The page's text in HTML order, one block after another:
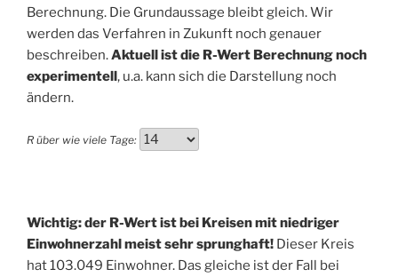
Berechnung. Die Grundaussage bleibt gleich. Wir
werden das Verfahren in Zukunft noch genauer
beschreiben.Aktuell ist die R-Wert Berechnung noch
experimentell, u.a. kann sich die Darstellung noch
ändern.
R über wie viele Tage:
Wichtig: der R-Wert ist bei Kreisen mit niedriger
Einwohnerzahl meist sehr sprunghaft! Dieser Kreis
hat 103.049 Einwohner. Das gleiche ist der Fall bei